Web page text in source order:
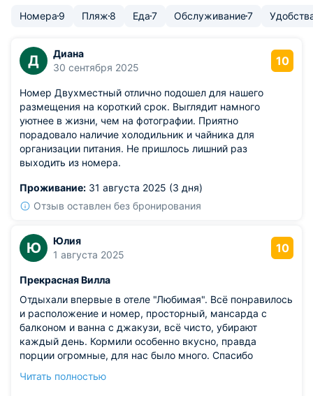
Номера 9 Пляж 8 Еда7 Обслуживание7
Д
Диана
30 сентября 2025
10
Номер Двухместный отлично подошел для нашего
размещения на короткий срок. Выглядит намного
уютнее в жизни, чем на фотографии. Приятно
порадовало наличие холодильник и чайника для
организации питания. Не пришлось лишний раз
выходить из номера.
Проживание: 31 августа 2025 (3 дня)
Отзыв оставлен без бронирования
Ю
Юлия
1 августа 2025
10
Прекрасная Вилла
Отдыхали впервые в отеле "Любимая". Всё понравилось
и расположение и номер, просторный, мансарда с
балконом и ванна с джакузи, всё чисто, убирают
каждый день. Кормили особенно вкусно, правда
порции огромные, для нас было много. Спасибо
номера. Владимир, хозяин отеля, очень
Читать полностью